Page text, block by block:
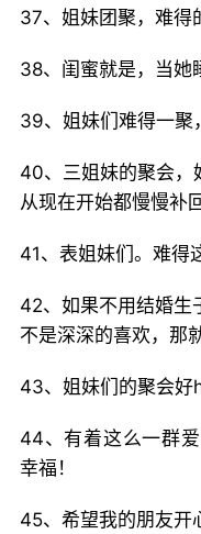
37、姐妹团聚，难得
38、闺蜜就是，当她
39、姐妹们难得一聚
40、三姐妹的聚会，
从现在开始都慢慢补
41、表姐妹们。难得
42、如果不用结婚生
不是深深的喜欢，那
43、姐妹们的聚会好
44、有着这么一群
幸福！
45、希望我的朋友开